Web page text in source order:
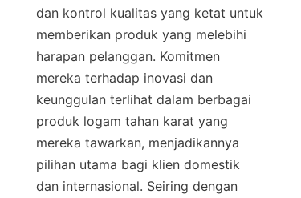
dan kontrol kualitas yang ketat untuk
memberikan produk yang melebihi
harapan pelanggan. Komitmen
mereka terhadap inovasi dan
keunggulan terlihat dalam berbagai
produk logam tahan karat yang
mereka tawarkan, menjadikannya
pilihan utama bagi klien domestik
dan internasional. Seiring dengan